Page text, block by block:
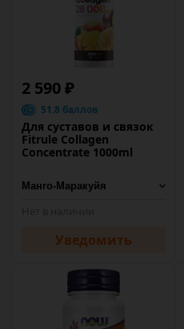
2 590 ₽
51.8 баллов
Для суставов и связок
Fitrule Collagen
Concentrate 1000ml
Уведомить